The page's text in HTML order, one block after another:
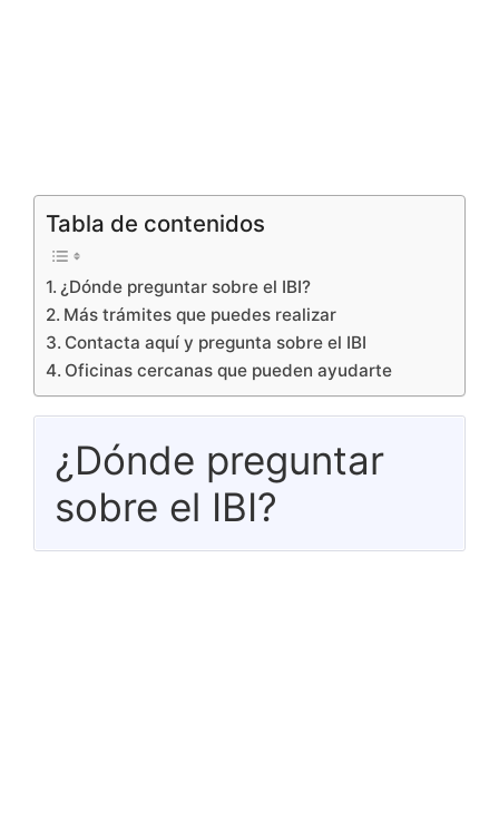
Tabla de contenidos
¿Dónde preguntar sobre el IBI?
Más trámites que puedes realizar
Contacta aquí y pregunta sobre el IBI
Oficinas cercanas que pueden ayudarte
¿Dónde preguntar
sobre el IBI?